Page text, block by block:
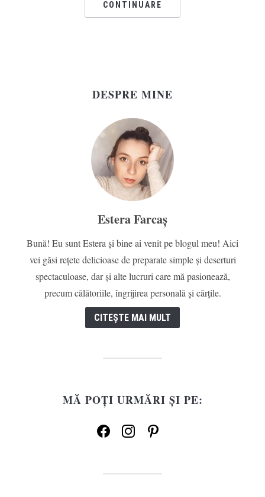
CONTINUARE
DESPRE MINE
Estera Farcaș
Bună! Eu sunt Estera și bine ai venit pe blogul meu! Aici
vei găsi rețete delicioase de preparate simple și deserturi
spectaculoase, dar și alte lucruri care mă pasionează,
precum călătoriile, îngrijirea personală și cărțile.
CITEȘTE MAI MULT
MĂ POȚI URMĂRI ȘI PE:
facebookinstagrampinterest